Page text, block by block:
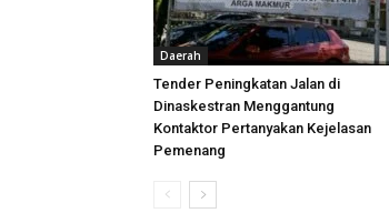
Daerah
Tender Peningkatan Jalan di
Dinaskestran Menggantung
Kontaktor Pertanyakan Kejelasan
Pemenang